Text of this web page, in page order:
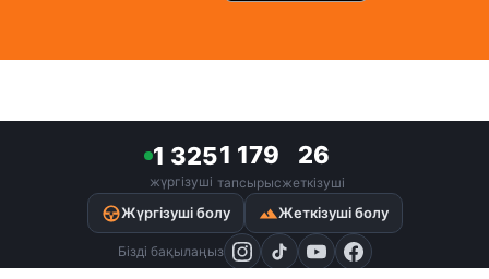
1 325
жүргізуші
1 179
тапсырыс
26
жеткізуші
Жүргізуші болу terrainЖеткізуші болу
Бізді бақылаңыз